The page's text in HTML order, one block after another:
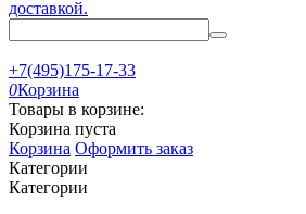
+7(495)175-17-33
0Корзина
Товары в корзине:
Корзина пуста
Корзина Оформить заказ
Категории
Категории